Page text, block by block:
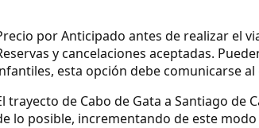
por Anticipado antes de realizar el
y cancelaciones aceptadas.
esta opción debe comunicarse
trayecto de Cabo de Gata a Santiago de
lo posible, incrementando de este